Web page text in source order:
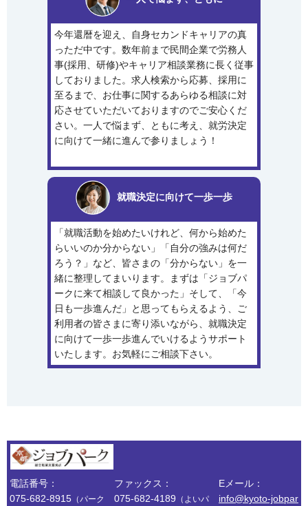
今年還暦を迎え、自身セカンドキャリアの真
っただ中です。数年前まで民間企業で労務人
事(採用、研修)やキャリア相談業務に長く従事
しておりました。求人検索から応募、採用に
至るまで、お仕事に関するあらゆる相談に対
応させていただいておりますのでご安心くだ
さい。一人で悩まず、ともに考え、就労決定
に向けて一緒に進んで参りましょう！
就職決定に向けて一歩一歩
「就職活動を始めたいけれど、何から始めた
らいいのか分からない」「自分の強みは何だ
ろう？」など、皆さまの「分からない」を一
緒に整理してまいります。まずは「ジョブパ
ークに来て相談して良かった」そして、「今
日も一歩進んだ」と思ってもらえるよう、ご
利用者の皆さまに寄り添いながら、就職決定
に向けて一歩一歩進んでいけるようサポート
いたします。お気軽にご相談下さい。
電話番号：
075-682-8915 （パーク
ファックス：
075-682-4189 （よいパ
Eメール：
info@kyoto-jobpar